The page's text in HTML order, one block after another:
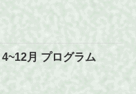
月 プログラム